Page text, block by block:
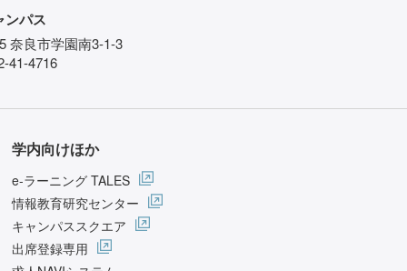
ンパス
奈良市学園南3-1-3
41-4716
学内向けほか
e-ラーニング TALES
情報教育研究センター
キャンパススクエア
出席登録専用